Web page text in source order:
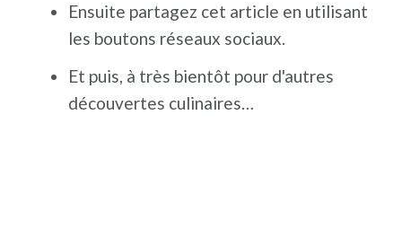
Ensuite partagez cet article en utilisant
les boutons réseaux sociaux.
Et puis, à très bientôt pour d'autres
découvertes culinaires…